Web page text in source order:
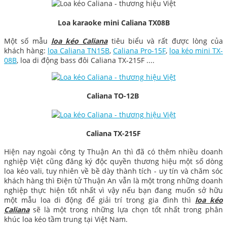
Loa karaoke mini Caliana TX08B
Một số mẫu loa kéo Calianatiêu biểu và rất được lòng của
khách hàng: loa Caliana TN15B, Caliana Pro-15F, loa kéo mini TX-
08B, loa di động bass đôi Caliana TX-215F ....
Caliana TO-12B
Caliana TX-215F
Hiện nay ngoài công ty Thuận An thì đã có thêm nhiều doanh
nghiệp Việt cũng đăng ký độc quyền thương hiệu một số dòng
loa kéo vali, tuy nhiên về bề dày thành tích - uy tín và chăm sóc
khách hàng thì Điện tử Thuận An vẫn là một trong những doanh
nghiệp thực hiện tốt nhất vì vậy nếu bạn đang muốn sở hữu
một mẫu loa di động để giải trí trong gia đình thì loa kéo
Calianasẽ là một trong những lựa chọn tốt nhất trong phân
khúc loa kéo tầm trung tại Việt Nam.